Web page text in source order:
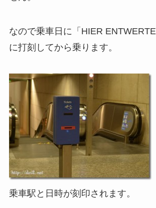
なので乗車日に「HIER
に打刻してから乗ります。
乗車駅と日時が刻印されます。